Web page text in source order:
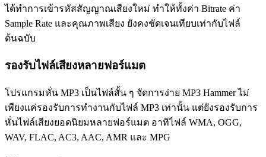
ได้ทำการเข้ารหัสสัญญาณเสียงใหม่ ทำให้ทั้งค่า Bitrate ค่า
Sample Rate และคุณภาพเสียง ยังคงชัดเจนเทียบเท่ากับไฟล์
ต้นฉบับ
รองรับไฟล์เสียงหลายฟอร์แมต
โปรแกรมหั่น MP3 เป็นไฟล์สั้น ๆ จัดการง่าย MP3 Hammer ไม่
เพียงแค่รองรับการทำงานกับไฟล์ MP3 เท่านั้น แต่ยังรองรับการ
หั่นไฟล์เสียงยอดนิยมหลายฟอร์แมต อาทิไฟล์ WMA, OGG,
WAV, FLAC, AC3, AAC, AMR และ MPG